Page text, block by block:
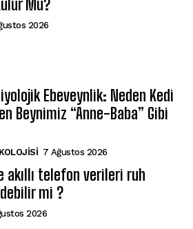
Mu?
2026
Ebeveynlik: Neden Kedi
Beynimiz “Anne-Baba” Gibi
7 Ağustos 2026
telefon verileri ruh
mi ?
2026